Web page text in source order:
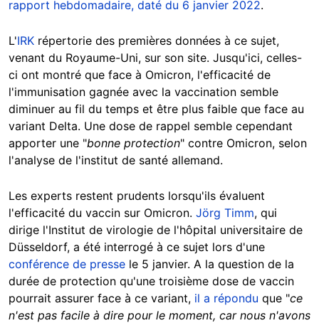
rapport hebdomadaire, daté du 6 janvier 2022.
L'IRK répertorie des premières données à ce sujet,
venant du Royaume-Uni, sur son site. Jusqu'ici, celles-
ci ont montré que face à Omicron, l'efficacité de
l'immunisation gagnée avec la vaccination semble
diminuer au fil du temps et être plus faible que face au
variant Delta. Une dose de rappel semble cependant
apporter une "bonne protection" contre Omicron, selon
l'analyse de l'institut de santé allemand.
Les experts restent prudents lorsqu'ils évaluent
l'efficacité du vaccin sur Omicron. Jörg Timm, qui
dirige l'Institut de virologie de l'hôpital universitaire de
Düsseldorf, a été interrogé à ce sujet lors d'une
conférence de presse le 5 janvier. A la question de la
durée de protection qu'une troisième dose de vaccin
pourrait assurer face à ce variant, il a répondu que "ce
n'est pas facile à dire pour le moment, car nous n'avons